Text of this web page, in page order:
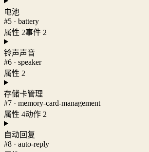
电池
#5 · battery
属性 2事件 2
铃声声音
#6 · speaker
属性 2
存储卡管理
#7 · memory-card-management
属性 4动作 2
自动回复
#8 · auto-reply